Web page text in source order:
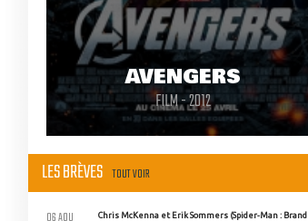
AVENGERS
FILM - 2012
LES BRÈVES TOUT VOIR
Chris McKenna et Erik Sommers (Spider-Man : Brand